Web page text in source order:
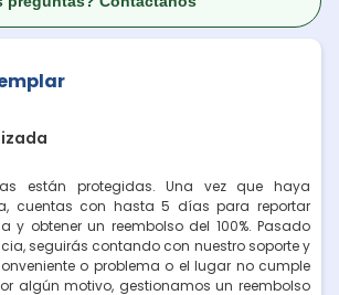
están protegidas. Una vez que haya
cuentas con hasta 5 días para reportar
y obtener un reembolso del 100%. Pasado
seguirás contando con nuestro soporte y
o problema o el lugar no cumple
algún motivo, gestionamos un reembolso